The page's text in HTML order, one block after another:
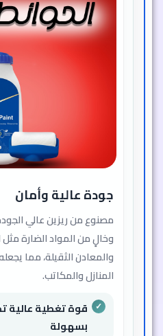
جودة عالية وأمان
مصنوع من ريزين عالي
وخالٍ من المواد الضارة
والمعادن الثقيلة، مما
المنازل والمكاتب.
قوة تغطية عالية
بسهولة